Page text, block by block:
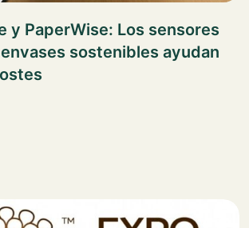
y PaperWise: Los sensores
sostenibles ayudan